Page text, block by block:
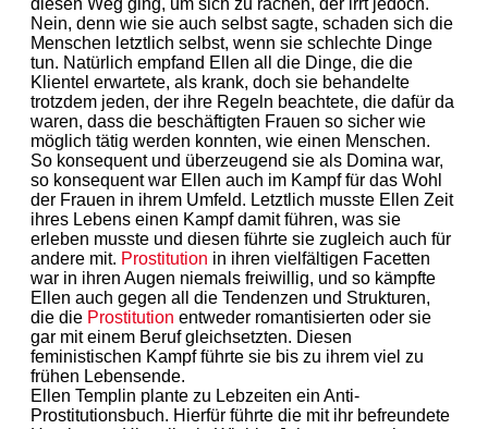
Nein, denn wie sie auch selbst sagte, schaden sich die
Menschen letztlich selbst, wenn sie schlechte Dinge
tun. Natürlich empfand Ellen all die Dinge, die die
Klientel erwartete, als krank, doch sie behandelte
trotzdem jeden, der ihre Regeln beachtete, die dafür da
waren, dass die beschäftigten Frauen so sicher wie
möglich tätig werden konnten, wie einen Menschen.
So konsequent und überzeugend sie als Domina war,
so konsequent war Ellen auch im Kampf für das Wohl
der Frauen in ihrem Umfeld. Letztlich musste Ellen Zeit
ihres Lebens einen Kampf damit führen, was sie
erleben musste und diesen führte sie zugleich auch für
andere mit. Prostitution in ihren vielfältigen Facetten
war in ihren Augen niemals freiwillig, und so kämpfte
Ellen auch gegen all die Tendenzen und Strukturen,
die die Prostitution entweder romantisierten oder sie
gar mit einem Beruf gleichsetzten. Diesen
feministischen Kampf führte sie bis zu ihrem viel zu
frühen Lebensende.
Ellen Templin plante zu Lebzeiten ein Anti-
Prostitutionsbuch. Hierfür führte die mit ihr befreundete